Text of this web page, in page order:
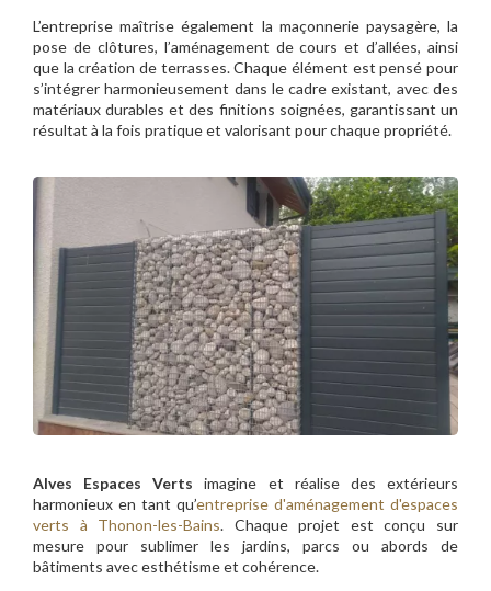
L’entreprise maîtrise également la maçonnerie paysagère, la
pose de clôtures, l’aménagement de cours et d’allées, ainsi
que la création de terrasses. Chaque élément est pensé pour
s’intégrer harmonieusement dans le cadre existant, avec des
matériaux durables et des finitions soignées, garantissant un
résultat à la fois pratique et valorisant pour chaque propriété.
Alves Espaces Verts imagine et réalise des extérieurs
harmonieux en tant qu’entreprise d'aménagement d'espaces
verts à Thonon-les-Bains. Chaque projet est conçu sur
mesure pour sublimer les jardins, parcs ou abords de
bâtiments avec esthétisme et cohérence.